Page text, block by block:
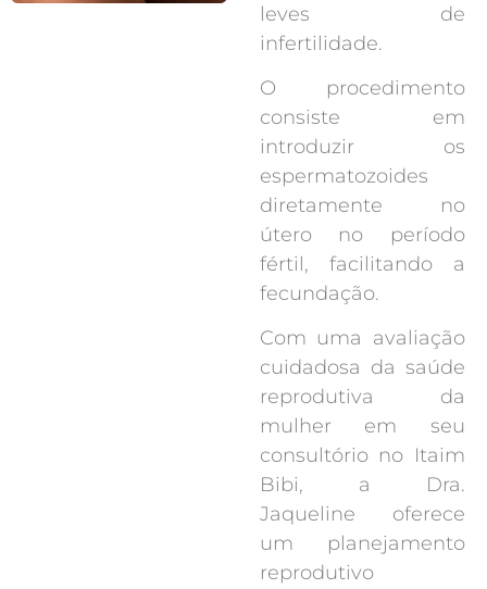
leves de
infertilidade.
O procedimento
consiste em
introduzir os
espermatozoides
diretamente no
útero no período
fértil, facilitando a
fecundação.
Com uma avaliação
cuidadosa da saúde
reprodutiva da
mulher em seu
consultório no Itaim
Bibi, a Dra.
Jaqueline oferece
um planejamento
reprodutivo